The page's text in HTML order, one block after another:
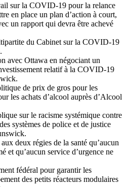
sur la COVID-19 pour la relance
en place un plan d’action à court,
un rapport qui devra être achevé
du Cabinet sur la COVID-19
avec Ottawa en négociant un
relatif à la COVID-19
de prix de gros pour les
les achats d’alcool auprès d’Alcool
sur le racisme systémique contre
systèmes de police et de justice
deux régies de la santé qu’aucun
et qu’aucun service d’urgence ne
fédéral pour garantir les
des petits réacteurs modulaires